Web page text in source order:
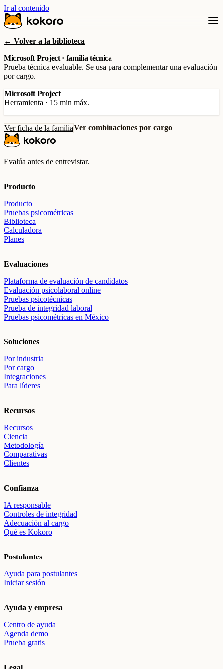
Ir al contenido
← Volver a la biblioteca
Microsoft Project · familia técnica
Prueba técnica evaluable. Se usa para complementar una evaluación
por cargo.
Microsoft Project
Herramienta · 15 min máx.
Ver ficha de la familiaVer combinaciones por cargo
Evalúa antes de entrevistar.
Producto
Producto
Pruebas psicométricas
Biblioteca
Calculadora
Planes
Evaluaciones
Plataforma de evaluación de candidatos
Evaluación psicolaboral online
Pruebas psicotécnicas
Prueba de integridad laboral
Pruebas psicométricas en México
Soluciones
Por industria
Por cargo
Integraciones
Para líderes
Recursos
Recursos
Ciencia
Metodología
Comparativas
Clientes
Confianza
IA responsable
Controles de integridad
Adecuación al cargo
Qué es Kokoro
Postulantes
Ayuda para postulantes
Iniciar sesión
Ayuda y empresa
Centro de ayuda
Agenda demo
Prueba gratis
Legal